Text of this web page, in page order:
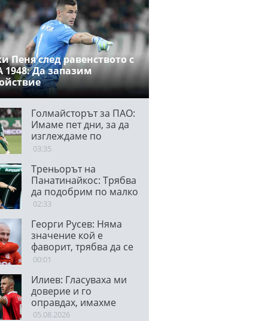
Пеня след равенството с
1948: Да запазим
Голмайсторът за ПАО:
Имаме пет дни, за да
изглеждаме по
различен начин в
03:35
Треньорът на
Панатинайкос: Трябва
да подобрим по малко
от всичко за реванша
02:33
Георги Русев: Няма
значение кой е
фаворит, трябва да се
гордеем
00:01
Илиев: Гласуваха ми
доверие и го
оправдах, имахме
много ситуации
05.08.2026